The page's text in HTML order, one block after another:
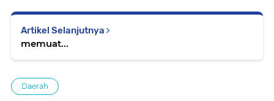
Artikel Selanjutnya
memuat...
Daerah